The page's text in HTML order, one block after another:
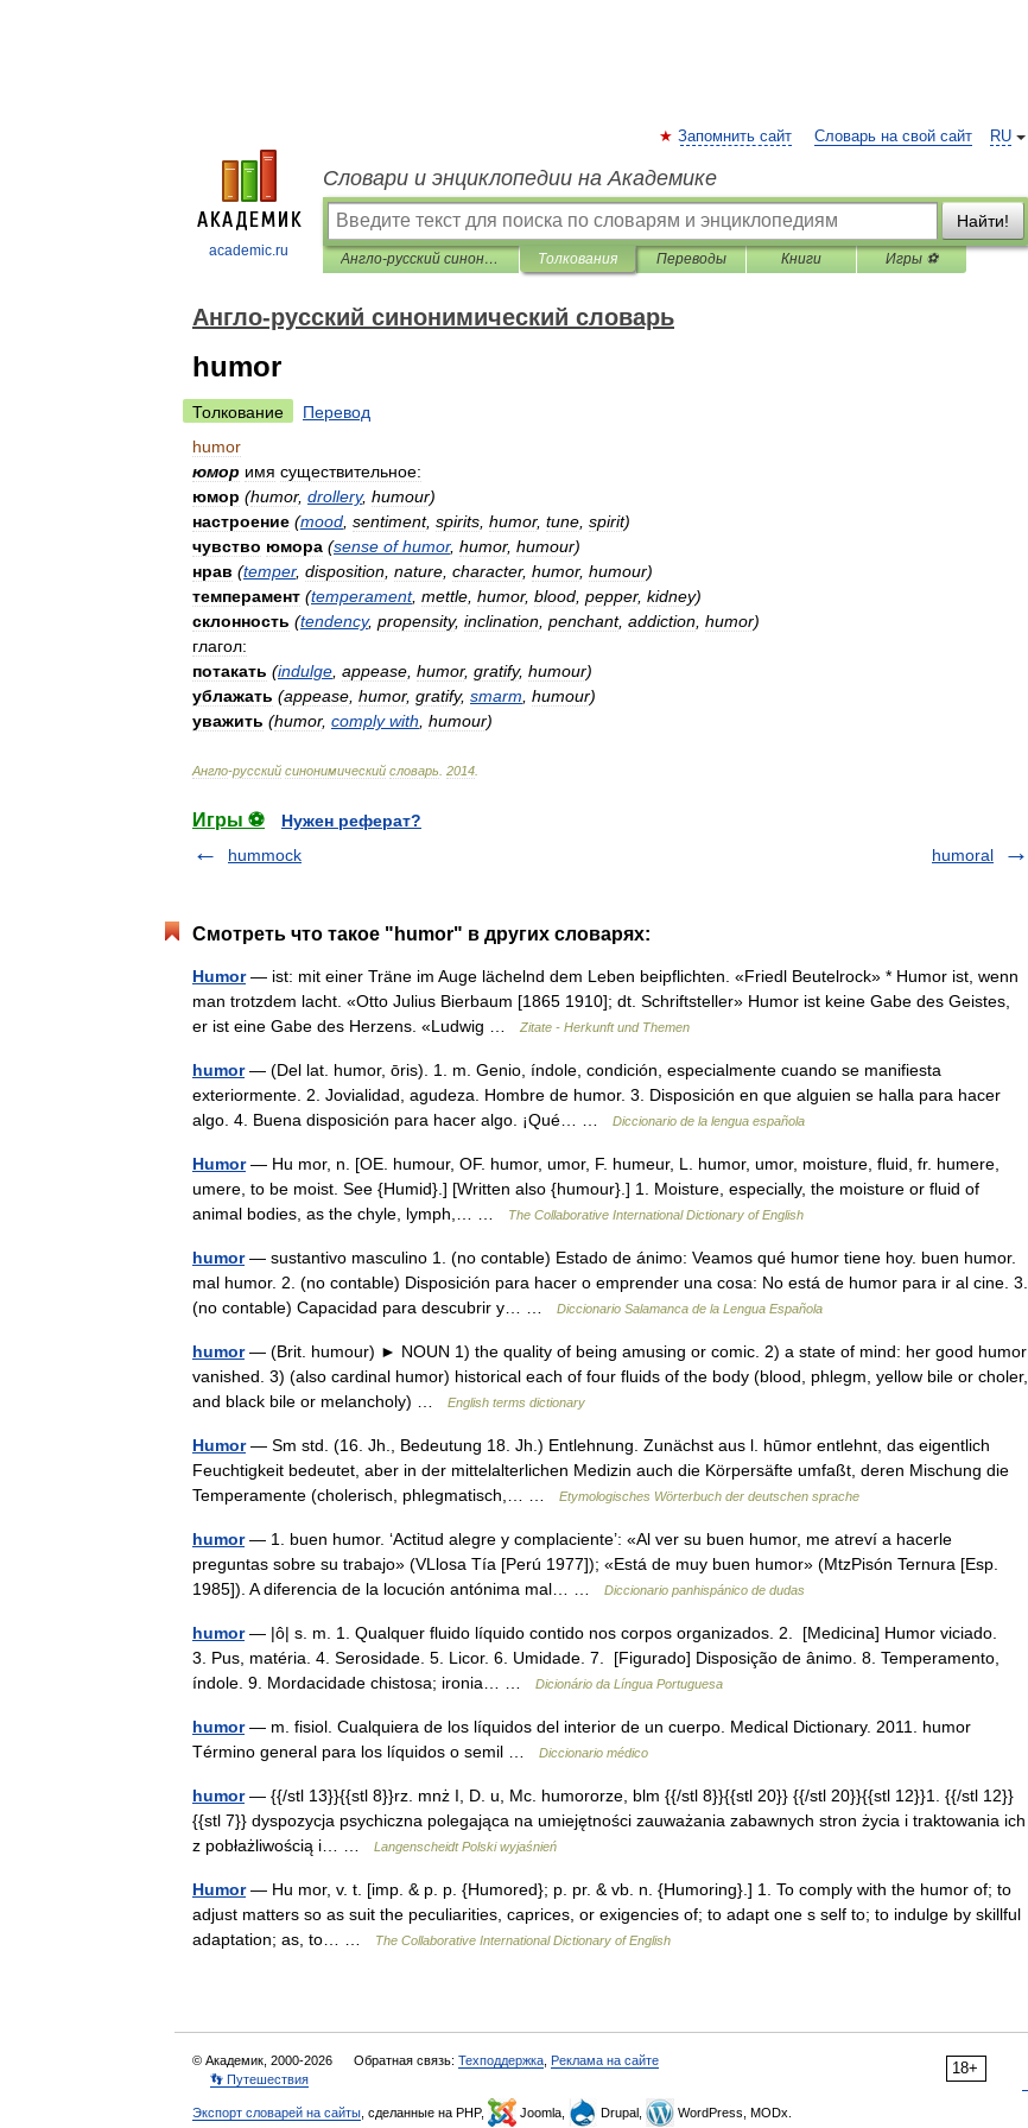
academic.ru
RU
Запомнить сайт Словарь на свой сайт
Словари и энциклопедии на Академике
Найти!
Англо-русский синонимический словарь Толкования Переводы Книги Игры ⚽
Англо-русский синонимический словарь
humor
Толкование
Перевод
humor
юмор имя существительное:
юмор (humor, drollery, humour)
настроение (mood sentiment, spirits humor, tune spirit)
чувство юмора (sense of humor, humor, humour)
нрав (temper, disposition nature character, humor, humour)
темперамент (temperament, mettle humor, blood pepper, kidney)
склонность (tendency, propensity, inclination penchant, addiction humor)
глагол:
потакать (indulge appease humor, gratify, humour)
ублажать (appease humor, gratify, smarm humour)
уважить (humor, comply with humour)
Англо-русский синонимический словарь 2014
Игры ⚽
Нужен реферат?
hummock
humoral
Смотреть что такое "humor" в других словарях:
Humor— ist: mit einer Träne im Auge lächelnd dem Leben beipflichten. «Friedl Beutelrock» * Humor ist, wenn
man trotzdem lacht. «Otto Julius Bierbaum [1865 1910]; dt. Schriftsteller» Humor ist keine Gabe des Geistes,
er ist eine Gabe des Herzens. «Ludwig …
Zitate - Herkunft und Themen
humor— (Del lat. humor, ōris). 1. m. Genio, índole, condición, especialmente cuando se manifiesta
exteriormente. 2. Jovialidad, agudeza. Hombre de humor. 3. Disposición en que alguien se halla para hacer
algo. 4. Buena disposición para hacer algo. ¡Qué… …
Diccionario de la lengua española
Humor— Hu mor, n. [OE. humour, OF. humor, umor, F. humeur, L. humor, umor, moisture, fluid, fr. humere,
umere, to be moist. See {Humid}.] [Written also {humour}.] 1. Moisture, especially, the moisture or fluid of
animal bodies, as the chyle, lymph,… …
The Collaborative International Dictionary of English
humor— sustantivo masculino 1. (no contable) Estado de ánimo: Veamos qué humor tiene hoy. buen humor.
mal humor. 2. (no contable) Disposición para hacer o emprender una cosa: No está de humor para ir al cine. 3.
(no contable) Capacidad para descubrir y… …
Diccionario Salamanca de la Lengua Española
humor— (Brit. humour) ► NOUN 1) the quality of being amusing or comic. 2) a state of mind: her good humor
vanished. 3) (also cardinal humor) historical each of four fluids of the body (blood, phlegm, yellow bile or choler,
and black bile or melancholy) …
English terms dictionary
Humor— Sm std. (16. Jh., Bedeutung 18. Jh.) Entlehnung. Zunächst aus l. hūmor entlehnt, das eigentlich
Feuchtigkeit bedeutet, aber in der mittelalterlichen Medizin auch die Körpersäfte umfaßt, deren Mischung die
Temperamente (cholerisch, phlegmatisch,… …
Etymologisches Wörterbuch der deutschen sprache
humor— 1. buen humor. ‘Actitud alegre y complaciente’: «Al ver su buen humor, me atreví a hacerle
preguntas sobre su trabajo» (VLlosa Tía [Perú 1977]); «Está de muy buen humor» (MtzPisón Ternura [Esp.
1985]). A diferencia de la locución antónima mal… …
Diccionario panhispánico de dudas
humor— |ô| s. m. 1. Qualquer fluido líquido contido nos corpos organizados. 2. [Medicina] Humor viciado.
3. Pus, matéria. 4. Serosidade. 5. Licor. 6. Umidade. 7. [Figurado] Disposição de ânimo. 8. Temperamento,
índole. 9. Mordacidade chistosa; ironia… …
Dicionário da Língua Portuguesa
humor— m. fisiol. Cualquiera de los líquidos del interior de un cuerpo. Medical Dictionary. 2011. humor
Término general para los líquidos o semil …
Diccionario médico
humor— {{/stl 13}}{{stl 8}}rz. mnż I, D. u, Mc. humororze, blm {{/stl 8}}{{stl 20}} {{/stl 20}}{{stl 12}}1. {{/stl 12}}
{{stl 7}} dyspozycja psychiczna polegająca na umiejętności zauważania zabawnych stron życia i traktowania ich
z pobłażliwością i… …
Langenscheidt Polski wyjaśnień
Humor— Hu mor, v. t. [imp. & p. p. {Humored}; p. pr. & vb. n. {Humoring}.] 1. To comply with the humor of; to
adjust matters so as suit the peculiarities, caprices, or exigencies of; to adapt one s self to; to indulge by skillful
adaptation; as, to… …
The Collaborative International Dictionary of English
18+
© Академик, 2000-2026 Обратная связь: Техподдержка Реклама на сайте
👣 Путешествия
Экспорт словарей на сайты , сделанные на PHP, Joomla, Drupal, WordPress, MODx.